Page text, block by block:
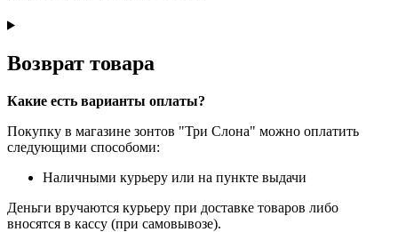
Возврат товара
Какие есть варианты оплаты?
Покупку в магазине зонтов "Три Слона" можно оплатить
следующими способоми:
Наличными курьеру или на пункте выдачи
Деньги вручаются курьеру при доставке товаров либо
вносятся в кассу (при самовывозе).